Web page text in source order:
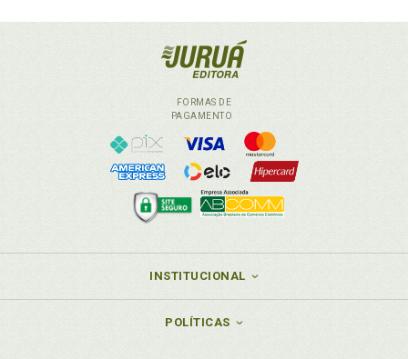
FORMAS DE
PAGAMENTO
INSTITUCIONAL
POLÍTICAS